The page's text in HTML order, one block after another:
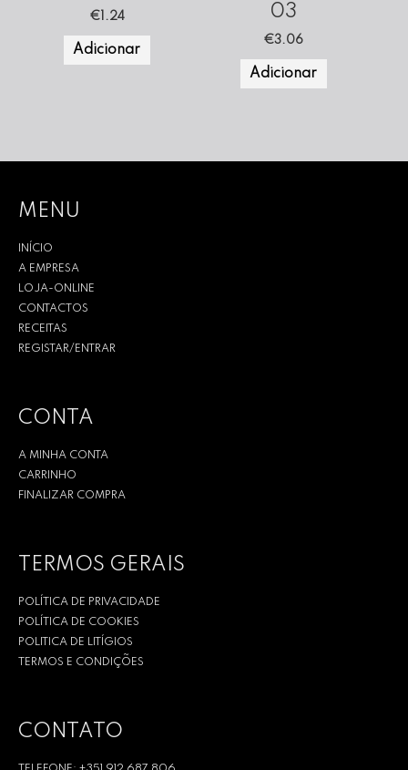
€1.24
Adicionar
03
€3.06
Adicionar
MENU
INÍCIO
A EMPRESA
LOJA-ONLINE
CONTACTOS
RECEITAS
REGISTAR/ENTRAR
CONTA
A MINHA CONTA
CARRINHO
FINALIZAR COMPRA
TERMOS GERAIS
POLÍTICA DE PRIVACIDADE
POLÍTICA DE COOKIES
POLITICA DE LITÍGIOS
TERMOS E CONDIÇÕES
CONTATO